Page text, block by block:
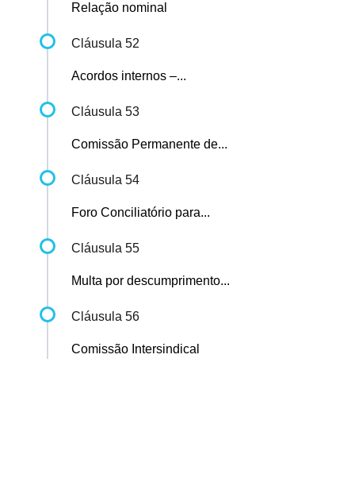
Relação nominal
Cláusula 52
Acordos internos –...
Cláusula 53
Comissão Permanente de...
Cláusula 54
Foro Conciliatório para...
Cláusula 55
Multa por descumprimento...
Cláusula 56
Comissão Intersindical